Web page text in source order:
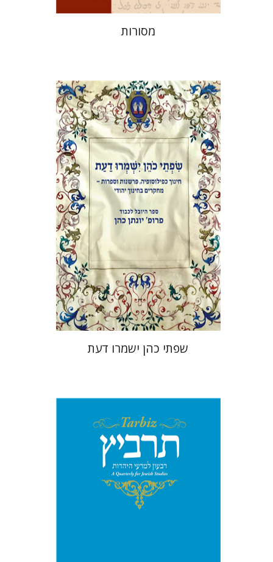
מסורות
אלי הולצר אבינועם רוזנק
הנחת אתר ספר מודפס
$46
$41
שפתי כהן ישמרו דעת
יהונתן גארב מיכאל סיגל